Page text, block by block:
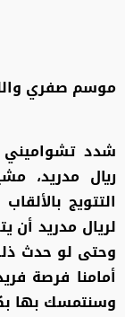
موسم صفري
شدد تشواميني
ريال مدريد،
التتويج
لريال مدريد أن
وحتى لو حدث
أمامنا فرصة
وسنتمسك بها